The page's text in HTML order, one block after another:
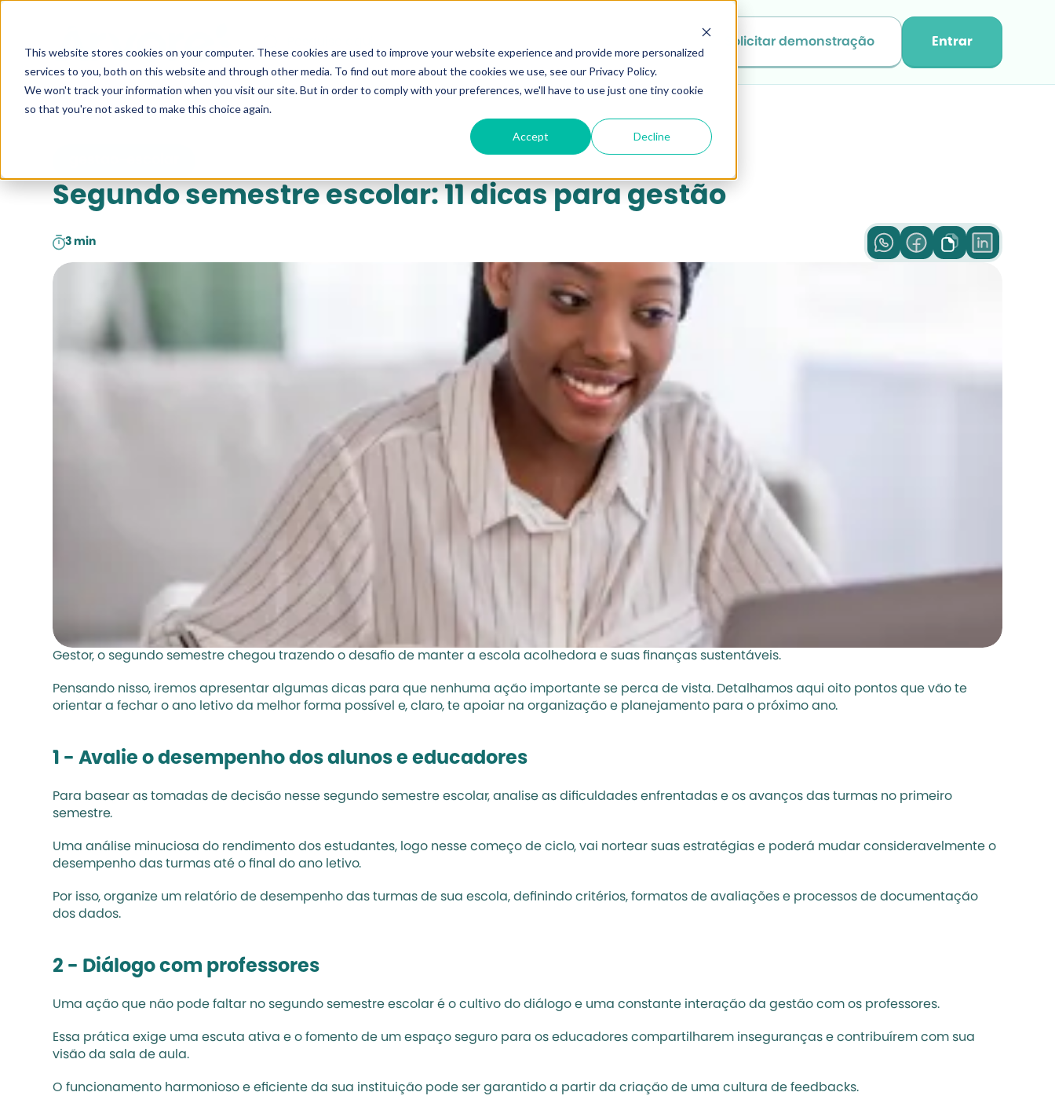
This website stores cookies on your computer. These cookies are used to improve your website experience and provide more personalized
services to you, both on this website and through other media. To find out more about the cookies we use, see our Privacy Policy.
We won't track your information when you visit our site. But in order to comply with your preferences, we'll have to use just one tiny cookie
so that you're not asked to make this choice again.
Accept Decline
Solicitar demonstração Entrar
Segundo semestre escolar: 11 dicas para gestão
3 min
Gestor, o segundo semestre chegou trazendo o desafio de manter a escola acolhedora e suas finanças sustentáveis.
Pensando nisso, iremos apresentar algumas dicas para que nenhuma ação importante se perca de vista. Detalhamos aqui oito pontos que vão te
orientar a fechar o ano letivo da melhor forma possível e, claro, te apoiar na organização e planejamento para o próximo ano.
1 - Avalie o desempenho dos alunos e educadores
Para basear as tomadas de decisão nesse segundo semestre escolar, analise as dificuldades enfrentadas e os avanços das turmas no primeiro
semestre.
Uma análise minuciosa do rendimento dos estudantes, logo nesse começo de ciclo, vai nortear suas estratégias e poderá mudar consideravelmente o
desempenho das turmas até o final do ano letivo.
Por isso, organize um relatório de desempenho das turmas de sua escola, definindo critérios, formatos de avaliações e processos de documentação
dos dados.
2 - Diálogo com professores
Uma ação que não pode faltar no segundo semestre escolar é o cultivo do diálogo e uma constante interação da gestão com os professores.
Essa prática exige uma escuta ativa e o fomento de um espaço seguro para os educadores compartilharem inseguranças e contribuírem com sua
visão da sala de aula.
O funcionamento harmonioso e eficiente da sua instituição pode ser garantido a partir da criação de uma cultura de feedbacks.